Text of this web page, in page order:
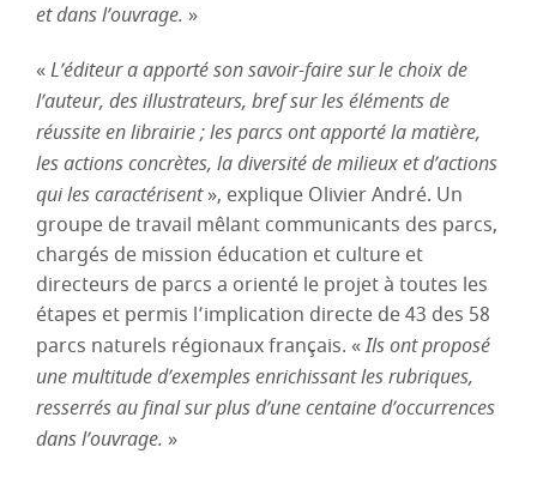
et dans l’ouvrage. »
«L’éditeur a apporté son savoir-faire sur le choix de
l’auteur, des illustrateurs, bref sur les éléments de
réussite en librairie ; les parcs ont apporté la matière,
les actions concrètes, la diversité de milieux et d’actions
qui les caractérisent», explique Olivier André. Un
groupe de travail mêlant communicants des parcs,
chargés de mission éducation et culture et
directeurs de parcs a orienté le projet à toutes les
étapes et permis l’implication directe de 43 des 58
parcs naturels régionaux français. «Ils ont proposé
une multitude d’exemples enrichissant les rubriques,
resserrés au final sur plus d’une centaine d’occurrences
dans l’ouvrage. »